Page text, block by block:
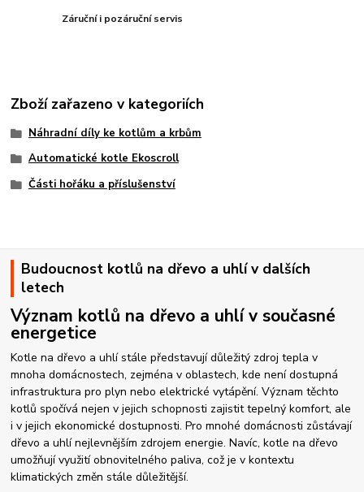
Záruční i pozáruční servis
Zboží zařazeno v kategoriích
Náhradní díly ke kotlům a krbům
Automatické kotle Ekoscroll
Části hořáku a příslušenství
Budoucnost kotlů na dřevo a uhlí v dalších
letech
Význam kotlů na dřevo a uhlí v současné
energetice
Kotle na dřevo a uhlí stále představují důležitý zdroj tepla v
mnoha domácnostech, zejména v oblastech, kde není dostupná
infrastruktura pro plyn nebo elektrické vytápění. Význam těchto
kotlů spočívá nejen v jejich schopnosti zajistit tepelný komfort, ale
i v jejich ekonomické dostupnosti. Pro mnohé domácnosti zůstávají
dřevo a uhlí nejlevnějším zdrojem energie. Navíc, kotle na dřevo
umožňují využití obnovitelného paliva, což je v kontextu
klimatických změn stále důležitější.